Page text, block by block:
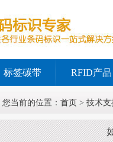
标签碳带 RFID产品
您当前的位置： 首页 > 技术支